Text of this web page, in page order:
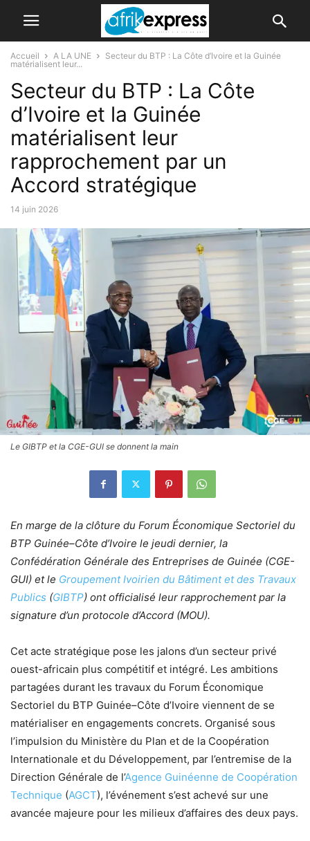
Accueil A LA UNE
Secteur du BTP : La Côte d’Ivoire et la Guinée
matérialisent leur...
Secteur du BTP : La Côte
d’Ivoire et la Guinée
matérialisent leur
rapprochement par un
Accord stratégique
14 juin 2026
Le GIBTP et la CGE-GUI se donnent la main
En marge de la clôture du Forum Économique Sectoriel du
BTP Guinée–Côte d’Ivoire le jeudi dernier, la
Confédération Générale des Entreprises de Guinée (CGE-
GUI) et le Groupement Ivoirien du Bâtiment et des Travaux
Publics (GIBTP) ont officialisé leur rapprochement par la
signature d’un protocole d’Accord (MOU).
Cet acte stratégique pose les jalons d’un secteur privé
ouest-africain plus compétitif et intégré. Les ambitions
partagées durant les travaux du Forum Économique
Sectoriel du BTP Guinée–Côte d’Ivoire viennent de se
matérialiser en engagements concrets. Organisé sous
l’impulsion du Ministère du Plan et de la Coopération
Internationale et du Développement, par l’entremise de la
Direction Générale de l’Agence Guinéenne de Coopération
Technique (AGCT), l’événement s’est achevé sur une
avancée majeure pour les milieux d’affaires des deux pays.